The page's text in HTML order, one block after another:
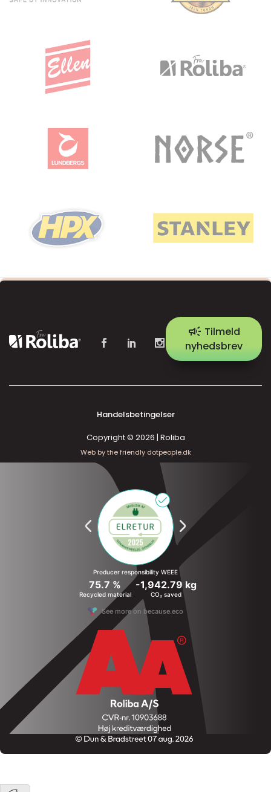
campaign Tilmeld
nyhedsbrev
Handelsbetingelser
Copyright © 2026 | Roliba
Web by the friendly dotpeople.dk